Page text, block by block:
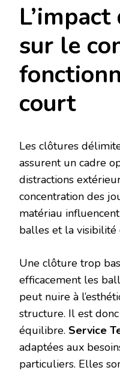
sur le
court
Les clôtures
assurent un cadre
distractions
concentration des
matériau
balles et la visibilité
Une clôture trop
efficacement les
peut nuire à
structure. Il est
équilibre. Service
adaptées aux
particuliers. Elles